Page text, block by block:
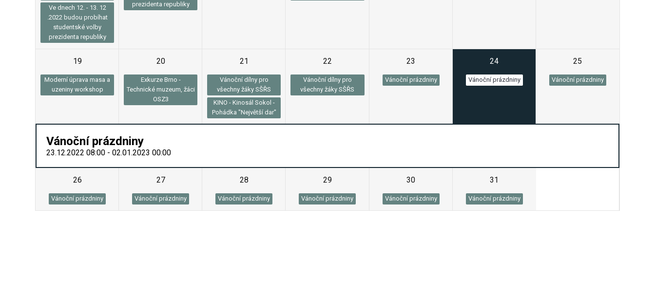
Ve dnech 12. - 13. 12
.2022 budou probíhat
studentské volby
prezidenta republiky
prezidenta republiky
19
Moderní úprava masa a
uzeniny workshop
20
Exkurze Brno -
Technické muzeum, žáci
OSZ3
21
Vánoční dílny pro
všechny žáky SŠŘS
KINO - Kinosál Sokol -
Pohádka "Největší dar"
22
Vánoční dílny pro
všechny žáky SŠŘS
23
Vánoční prázdniny
24
Vánoční prázdniny
25
Vánoční prázdniny
Vánoční prázdniny
23.12.2022 08:00 - 02.01.2023 00:00
26
Vánoční prázdniny
27
Vánoční prázdniny
28
Vánoční prázdniny
29
Vánoční prázdniny
30
Vánoční prázdniny
31
Vánoční prázdniny